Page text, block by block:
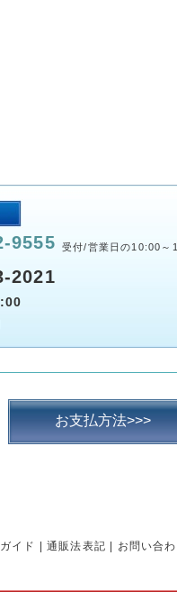
9555 受付/営業日の10:00～
2021
お支払方法>>>
イド 通販法表記 お問い合